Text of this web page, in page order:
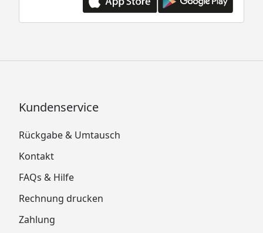
Kundenservice
Rückgabe & Umtausch
Kontakt
FAQs & Hilfe
Rechnung drucken
Zahlung